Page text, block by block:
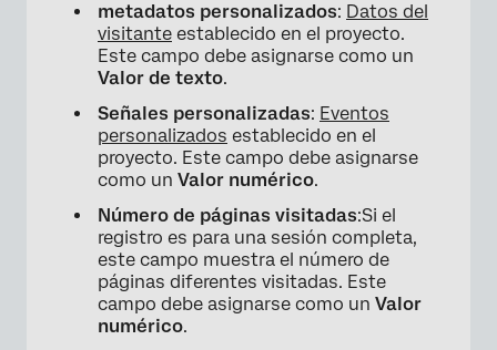
metadatos personalizados: Datos del
visitante establecido en el proyecto.
Este campo debe asignarse como un
Valor de texto.
Señales personalizadas: Eventos
personalizados establecido en el
proyecto. Este campo debe asignarse
como un Valor numérico.
Número de páginas visitadas:Si el
registro es para una sesión completa,
este campo muestra el número de
páginas diferentes visitadas. Este
campo debe asignarse como un Valor
numérico.